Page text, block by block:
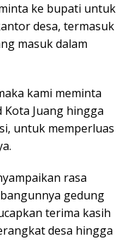
ke bupati untuk
desa, termasuk
masuk dalam
kami meminta
Juang hingga
untuk memperluas
rasa
gedung
terima kasih
desa hingga